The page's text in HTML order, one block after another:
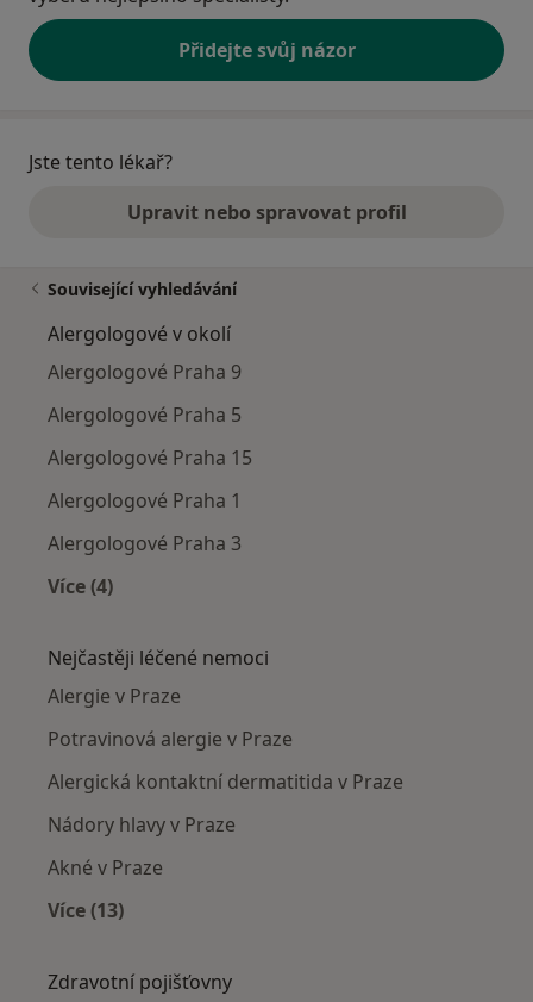
Přidejte svůj názor
Jste tento lékař?
Upravit nebo spravovat profil
Související vyhledávání
Alergologové v okolí
Alergologové Praha 9
Alergologové Praha 5
Alergologové Praha 15
Alergologové Praha 1
Alergologové Praha 3
Více (4)
Nejčastěji léčené nemoci
Alergie v Praze
Potravinová alergie v Praze
Alergická kontaktní dermatitida v Praze
Nádory hlavy v Praze
Akné v Praze
Více (13)
Zdravotní pojišťovny